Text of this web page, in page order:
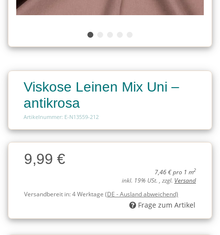
Viskose Leinen Mix Uni –
antikrosa
Artikelnummer: E-N13559-212
Charge
Charge9,99 €
7,46 € pro 1 m2
inkl. 19% USt. , zzgl. Versand
Versandbereit in:4 Werktage (DE - Ausland abweichend)
Frage zum Artikel